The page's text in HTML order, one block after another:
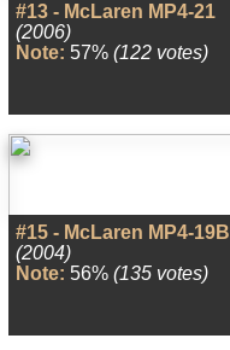
#13 - McLaren MP4-21
(2006)
Note: 57% (122 votes)
#15 - McLaren MP4-19B
(2004)
Note: 56% (135 votes)